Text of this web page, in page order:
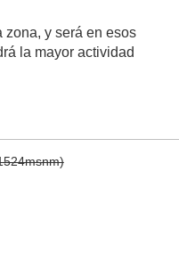
zona, y será en esos
la mayor actividad